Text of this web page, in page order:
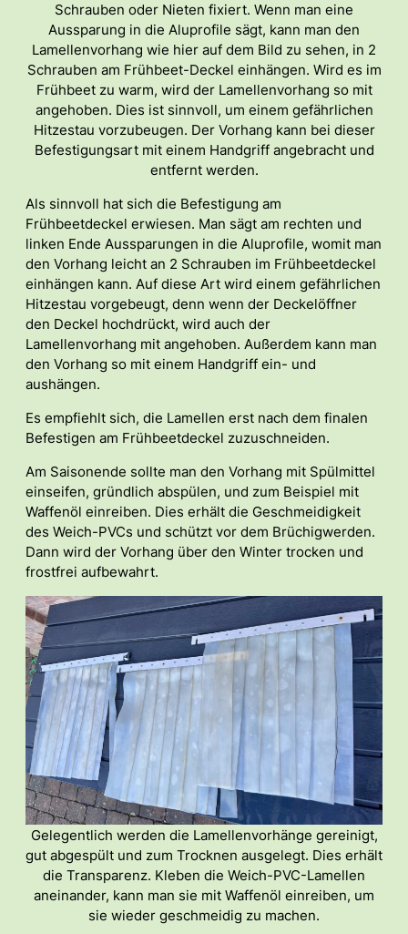
Schrauben oder Nieten fixiert. Wenn man eine
Aussparung in die Aluprofile sägt, kann man den
Lamellenvorhang wie hier auf dem Bild zu sehen, in 2
Schrauben am Frühbeet-Deckel einhängen. Wird es im
Frühbeet zu warm, wird der Lamellenvorhang so mit
angehoben. Dies ist sinnvoll, um einem gefährlichen
Hitzestau vorzubeugen. Der Vorhang kann bei dieser
Befestigungsart mit einem Handgriff angebracht und
entfernt werden.
Als sinnvoll hat sich die Befestigung am
Frühbeetdeckel erwiesen. Man sägt am rechten und
linken Ende Aussparungen in die Aluprofile, womit man
den Vorhang leicht an 2 Schrauben im Frühbeetdeckel
einhängen kann. Auf diese Art wird einem gefährlichen
Hitzestau vorgebeugt, denn wenn der Deckelöffner
den Deckel hochdrückt, wird auch der
Lamellenvorhang mit angehoben. Außerdem kann man
den Vorhang so mit einem Handgriff ein- und
aushängen.
Es empfiehlt sich, die Lamellen erst nach dem finalen
Befestigen am Frühbeetdeckel zuzuschneiden.
Am Saisonende sollte man den Vorhang mit Spülmittel
einseifen, gründlich abspülen, und zum Beispiel mit
Waffenöl einreiben. Dies erhält die Geschmeidigkeit
des Weich-PVCs und schützt vor dem Brüchigwerden.
Dann wird der Vorhang über den Winter trocken und
frostfrei aufbewahrt.
Gelegentlich werden die Lamellenvorhänge gereinigt,
gut abgespült und zum Trocknen ausgelegt. Dies erhält
die Transparenz. Kleben die Weich-PVC-Lamellen
aneinander, kann man sie mit Waffenöl einreiben, um
sie wieder geschmeidig zu machen.